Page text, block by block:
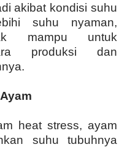
akibat kondisi suhu
suhu nyaman,
mampu untuk
produksi dan
heat stress, ayam
suhu tubuhnya